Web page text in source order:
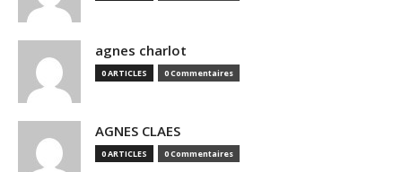
agnes charlot
0 ARTICLES 0 Commentaires
AGNES CLAES
0 ARTICLES 0 Commentaires